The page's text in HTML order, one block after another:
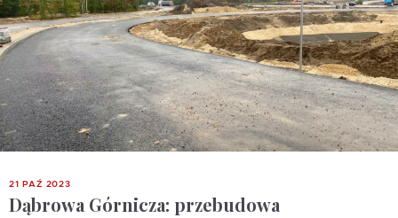
21 PAŹ 2023
Dąbrowa Górnicza: przebudowa